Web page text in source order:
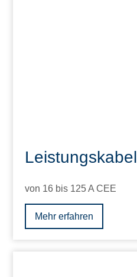
Leistungskabel
von 16 bis 125 A CEE
Mehr erfahren